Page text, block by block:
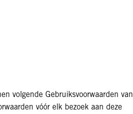
volgende Gebruiksvoorwaarden van
vóór elk bezoek aan deze